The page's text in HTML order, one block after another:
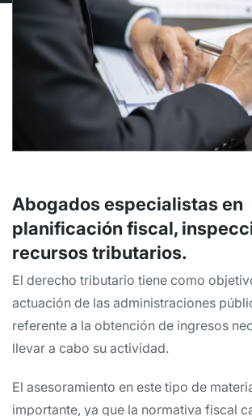
Abogados especialistas en
planificación fiscal,
recursos tributarios.
El derecho tributario tiene como
actuación de las administraciones
referente a la obtención de ingresos
llevar a cabo su actividad.
El asesoramiento en este tipo de
importante, ya que la normativa fiscal